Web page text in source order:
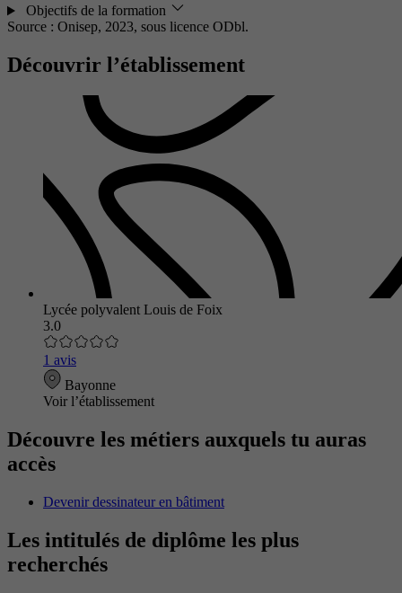
Objectifs de la formation
Source : Onisep, 2023, sous licence ODbl.
Découvrir l’établissement
Lycée polyvalent Louis de Foix
3.0
1 avis
Bayonne
Voir l’établissement
Découvre les métiers auxquels tu auras
accès
Devenir dessinateur en bâtiment
Les intitulés de diplôme les plus
recherchés